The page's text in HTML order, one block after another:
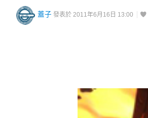
蓋子 發表於 2011年6月16日 13:00